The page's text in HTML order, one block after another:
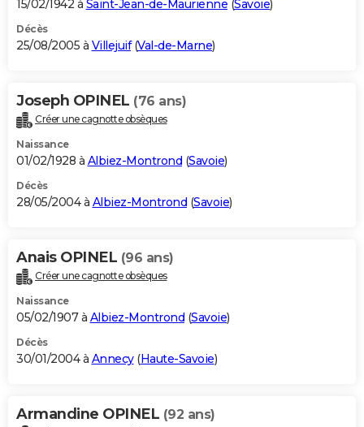
15/02/1942 à Saint-Jean-de-Maurienne (Savoie)
Décès
25/08/2005 à Villejuif(Val-de-Marne)
Joseph OPINEL (76 ans)
Créer une cagnotte obsèques
Naissance
01/02/1928 à Albiez-Montrond (Savoie)
Décès
28/05/2004 à Albiez-Montrond (Savoie)
Anais OPINEL (96 ans)
Créer une cagnotte obsèques
Naissance
05/02/1907 à Albiez-Montrond (Savoie)
Décès
30/01/2004 à Annecy(Haute-Savoie)
Armandine OPINEL (92 ans)